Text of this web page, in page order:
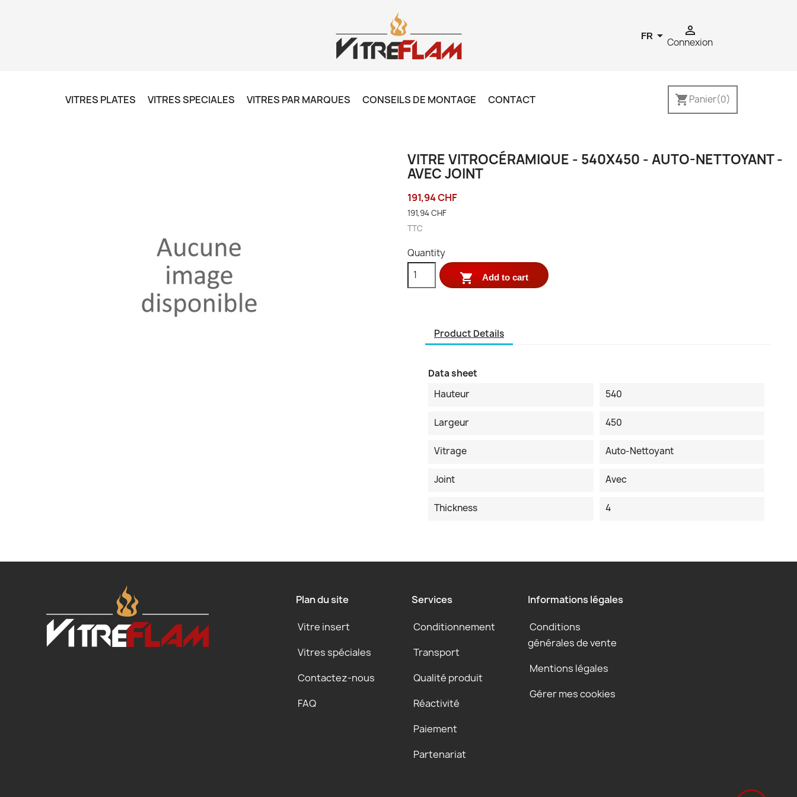
FR  
Connexion
shopping_cartPanier(0)
VITRES PLATES VITRES SPECIALES VITRES PAR MARQUES CONSEILS DE MONTAGE CONTACT
VITRE VITROCÉRAMIQUE - 540X450 - AUTO-NETTOYANT -
AVEC JOINT
191,94 CHF
191,94 CHF
TTC
Quantity
 Add to cart
Product Details
Data sheet
Hauteur
540
Largeur 450
Vitrage Auto-Nettoyant
Joint Avec
Thickness 4
Plan du site
Vitre insert
Vitres spéciales
Contactez-nous
FAQ
Services
Conditionnement
Transport
Qualité produit
Réactivité
Paiement
Partenariat
Informations légales
Conditions
générales de vente
Mentions légales
Gérer mes cookies